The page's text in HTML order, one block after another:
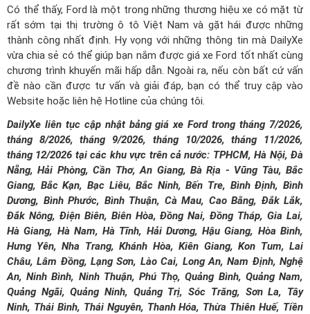
Có thể thấy, Ford là một trong những thương hiệu xe có mặt từ
rất sớm tại thị trường ô tô Việt Nam và gặt hái được những
thành công nhất định. Hy vọng với những thông tin mà DailyXe
vừa chia sẻ có thể giúp bạn nắm được giá xe Ford tốt nhất cùng
chương trình khuyến mãi hấp dẫn. Ngoài ra, nếu còn bất cứ vấn
đề nào cần được tư vấn và giải đáp, bạn có thể truy cập vào
Website hoặc liên hệ Hotline của chúng tôi.
DailyXe liên tục cập nhật bảng giá xe Ford trong tháng 7/2026,
tháng 8/2026, tháng 9/2026, tháng 10/2026, tháng 11/2026,
tháng 12/2026 tại các khu vực trên cả nước: TPHCM, Hà Nội, Đà
Nẵng, Hải Phòng, Cần Thơ, An Giang, Bà Rịa - Vũng Tàu, Bắc
Giang, Bắc Kạn, Bạc Liêu, Bắc Ninh, Bến Tre, Bình Định, Bình
Dương, Bình Phước, Bình Thuận, Cà Mau, Cao Bằng, Đắk Lắk,
Đắk Nông, Điện Biên, Biên Hòa, Đồng Nai, Đồng Tháp, Gia Lai,
Hà Giang, Hà Nam, Hà Tĩnh, Hải Dương, Hậu Giang, Hòa Bình,
Hưng Yên, Nha Trang, Khánh Hòa, Kiên Giang, Kon Tum, Lai
Châu, Lâm Đồng, Lạng Sơn, Lào Cai, Long An, Nam Định, Nghệ
An, Ninh Bình, Ninh Thuận, Phú Thọ, Quảng Bình, Quảng Nam,
Quảng Ngãi, Quảng Ninh, Quảng Trị, Sóc Trăng, Sơn La, Tây
Ninh, Thái Bình, Thái Nguyên, Thanh Hóa, Thừa Thiên Huế, Tiền